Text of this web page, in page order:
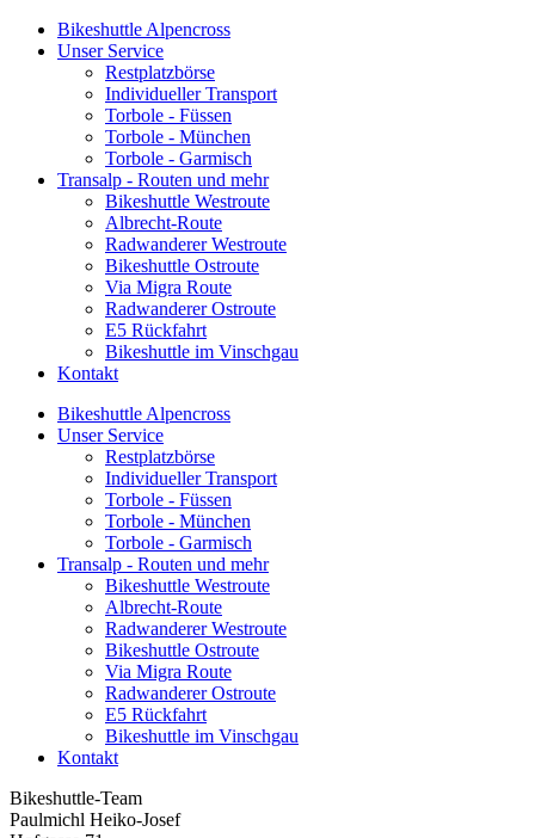
Bikeshuttle Alpencross
Unser Service
Restplatzbörse
Individueller Transport
Torbole - Füssen
Torbole - München
Torbole - Garmisch
Transalp - Routen und mehr
Bikeshuttle Westroute
Albrecht-Route
Radwanderer Westroute
Bikeshuttle Ostroute
Via Migra Route
Radwanderer Ostroute
E5 Rückfahrt
Bikeshuttle im Vinschgau
Kontakt
Bikeshuttle Alpencross
Unser Service
Restplatzbörse
Individueller Transport
Torbole - Füssen
Torbole - München
Torbole - Garmisch
Transalp - Routen und mehr
Bikeshuttle Westroute
Albrecht-Route
Radwanderer Westroute
Bikeshuttle Ostroute
Via Migra Route
Radwanderer Ostroute
E5 Rückfahrt
Bikeshuttle im Vinschgau
Kontakt
Bikeshuttle-Team
Paulmichl Heiko-Josef